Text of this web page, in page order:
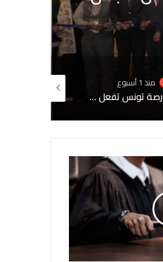
منذ 1 أسبوع
موديز تثبّت تصنيف تونس الائتماني عند “Caa1”